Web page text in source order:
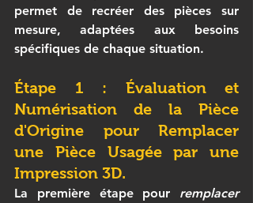
permet de recréer des pièces sur
mesure, adaptées aux besoins
spécifiques de chaque situation.
Étape 1 : Évaluation et
Numérisation de la Pièce
d'Origine pour Remplacer
une Pièce Usagée par une
Impression 3D.
La première étape pour remplacer